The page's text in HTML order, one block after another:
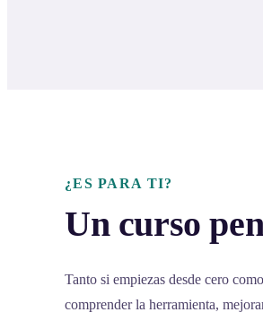
¿ES PARA TI?
Un curso
Tanto si empiezas desde cero
comprender la herramienta,